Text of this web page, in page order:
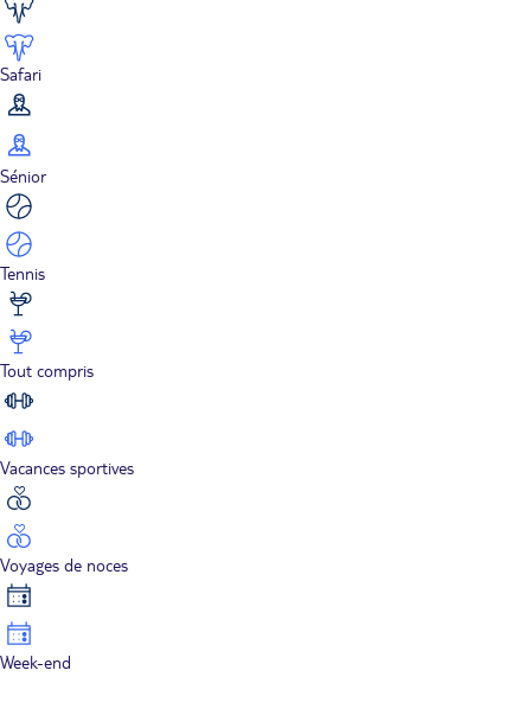
Safari
Sénior
Tennis
Tout compris
Vacances sportives
Voyages de noces
Week-end